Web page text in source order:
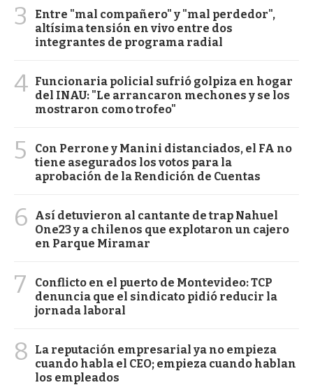
3
Entre "mal compañero" y "mal perdedor",
altísima tensión en vivo entre dos
integrantes de programa radial
4 Funcionaria policial sufrió golpiza en hogar
del INAU: "Le arrancaron mechones y se los
mostraron como trofeo"
5
Con Perrone y Manini distanciados, el FA no
tiene asegurados los votos para la
aprobación de la Rendición de Cuentas
6
Así detuvieron al cantante de trap Nahuel
One23 y a chilenos que explotaron un cajero
en Parque Miramar
7
Conflicto en el puerto de Montevideo: TCP
denuncia que el sindicato pidió reducir la
jornada laboral
8
La reputación empresarial ya no empieza
cuando habla el CEO; empieza cuando hablan
los empleados